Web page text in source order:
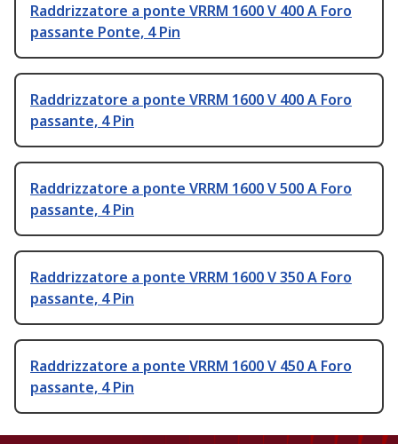
Raddrizzatore a ponte VRRM 1600 V 400 A Foro
passante Ponte, 4 Pin
Raddrizzatore a ponte VRRM 1600 V 400 A Foro
passante, 4 Pin
Raddrizzatore a ponte VRRM 1600 V 500 A Foro
passante, 4 Pin
Raddrizzatore a ponte VRRM 1600 V 350 A Foro
passante, 4 Pin
Raddrizzatore a ponte VRRM 1600 V 450 A Foro
passante, 4 Pin